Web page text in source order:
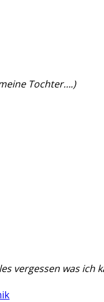
Tochter….)
vergessen was ich